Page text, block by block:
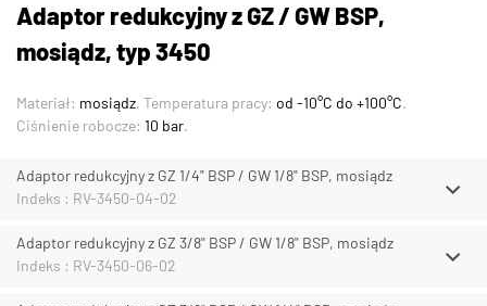
Adaptor redukcyjny z GZ / GW BSP,
mosiądz, typ 3450
Materiał: mosiądz. Temperatura pracy: od -10°C do +100°C.
Ciśnienie robocze: 10 bar.
Adaptor redukcyjny z GZ 1/4" BSP / GW 1/8" BSP, mosiądz
Indeks : RV-3450-04-02
Adaptor redukcyjny z GZ 3/8" BSP / GW 1/8" BSP, mosiądz
Indeks : RV-3450-06-02